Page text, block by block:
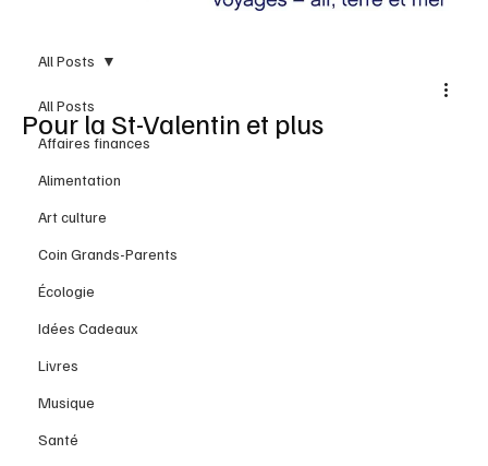
All Posts
Affaires finances
Alimentation
Art culture
Coin Grands-Parents
Écologie
Idées Cadeaux
Livres
Musique
Santé
All Posts
Pour la St-Valentin et plus